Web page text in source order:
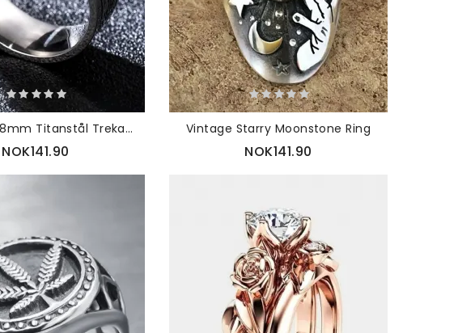
Jassy 1 Stk 8mm Titanstål Trekantmønster Retro Mote Herrering
NOK141.90
Vintage Starry Moonstone Ring
NOK141.90